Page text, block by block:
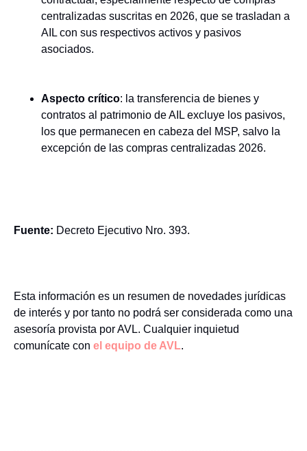
centralizadas suscritas en 2026, que se trasladan a
AIL con sus respectivos activos y pasivos
asociados.
Aspecto crítico: la transferencia de bienes y
contratos al patrimonio de AIL excluye los pasivos,
los que permanecen en cabeza del MSP, salvo la
excepción de las compras centralizadas 2026.
Fuente: Decreto Ejecutivo Nro. 393.
Esta información es un resumen de novedades jurídicas
de interés y por tanto no podrá ser considerada como una
asesoría provista por AVL. Cualquier inquietud
comunícate con el equipo de AVL.